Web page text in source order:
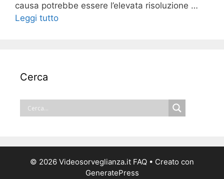
causa potrebbe essere l’elevata risoluzione …
Leggi tutto
Cerca
© 2026 Videosorveglianza.it FAQ • Creato con
GeneratePress